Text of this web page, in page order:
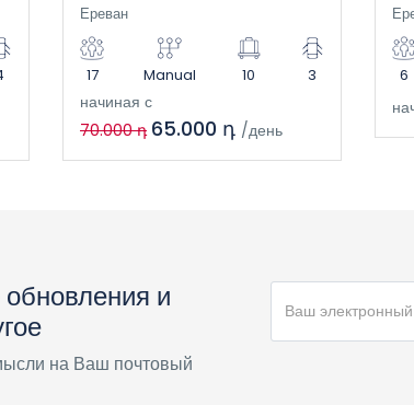
Ереван
17 Manual 10 3
начиная с
70.000 դ 65.000 դ /день
6
и
на Ваш почтовый